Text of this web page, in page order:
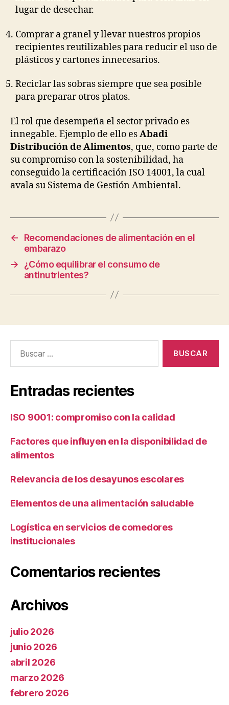
lugar de desechar.
Comprar a granel y llevar nuestros propios
recipientes reutilizables para reducir el uso de
plásticos y cartones innecesarios.
Reciclar las sobras siempre que sea posible
para preparar otros platos.
El rol que desempeña el sector privado es
innegable. Ejemplo de ello esAbadi
Distribución de Alimentos, que, como parte de
su compromiso con la sostenibilidad, ha
conseguido la certificación ISO 14001, la cual
avala su Sistema de Gestión Ambiental.
←
Recomendaciones de alimentación en el
embarazo
→
¿Cómo equilibrar el consumo de
antinutrientes?
Entradas recientes
ISO 9001: compromiso con la calidad
Factores que influyen en la disponibilidad de
alimentos
Relevancia de los desayunos escolares
Elementos de una alimentación saludable
Logística en servicios de comedores
institucionales
Comentarios recientes
Archivos
julio 2026
junio 2026
abril 2026
marzo 2026
febrero 2026